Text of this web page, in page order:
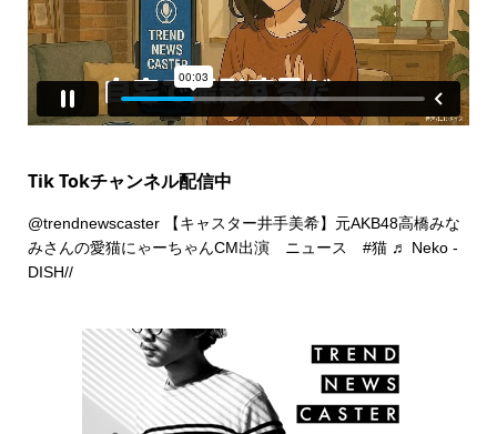
Tik Tokチャンネル配信中
@trendnewscaster【キャスター井手美希】元AKB48高橋みな
みさんの愛猫にゃーちゃんCM出演 ニュース #猫 ♬ Neko -
DISH//